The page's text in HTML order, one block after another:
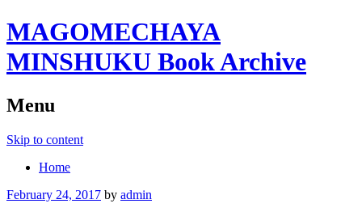
MAGOMECHAYA
MINSHUKU Book Archive
Menu
Skip to content
Home
February 24, 2017 by admin